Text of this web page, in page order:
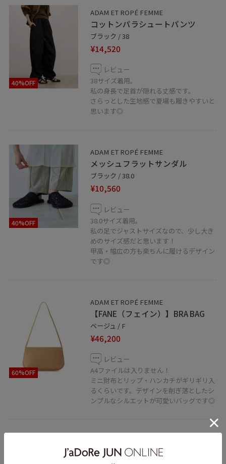
ルクア大阪店では通信販売も行っております。
公式のLINEにて承っておりますので是非お気軽にお問い
合わせくださいませ。
※対応可能時間 10:30〜20:30
LINEでルクア大阪スタッフにご相談は【友だち追加】を
タップをして下さい
40%OFF
ADAM ET ROPÉ FEMME
コットンパラシュートパンツ
ブラック / 38
¥14,520
レビュー
38サイズ着用。
私の身長で足首が隠れる丈感です。
さらっとした生地感で夏場も履きやすいと
思います◎
40%OFF
ADAM ET ROPÉ FEMME
メッシュフラットサンダル
ブラック / 38.0
¥10,560
レビュー
38.0サイズ着用。
私の足でジャストサイズなので、少し大き
めのサイズ感だと思います！
甲高・幅広の方も楽ちんに履けるデザイン
です◎
60%OFF
ADAM ET ROPÉ FEMME
【FANE（フェイン）】BRA BAG
ベージュ / F
¥46,200
レビュー
A4ファイルは入りません！
ミニ財布とリップ・ハンカチがギリギリ入
るくらいです。デザインを削ぎ落としたシ
ンプルなシルエットが可愛いバッグです◎
ウェリントンセルフレームサング